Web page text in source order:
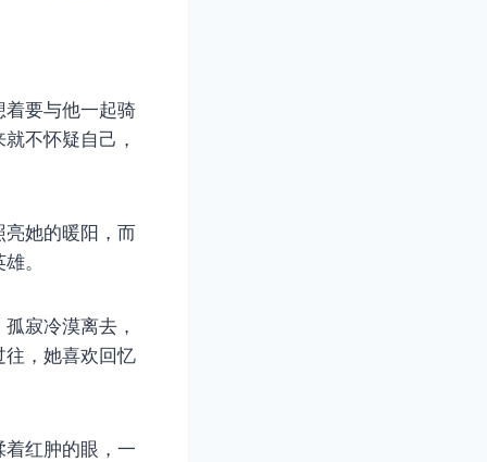
着要与他一起骑
不怀疑自己，
亮她的暖阳，而
。
寂冷漠离去，
往，她喜欢回忆
红肿的眼，一